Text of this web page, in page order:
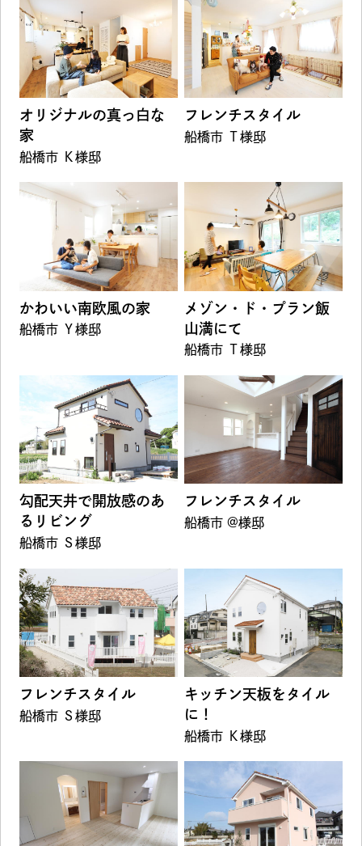
オリジナルの真っ白な
家
船橋市 Ｋ様邸
フレンチスタイル
船橋市 Ｔ様邸
かわいい南欧風の家
船橋市 Ｙ様邸
メゾン・ド・プラン飯
山満にて
船橋市 Ｔ様邸
勾配天井で開放感のあ
るリビング
船橋市 Ｓ様邸
フレンチスタイル
船橋市 @様邸
フレンチスタイル
船橋市 Ｓ様邸
キッチン天板をタイル
に！
船橋市 Ｋ様邸